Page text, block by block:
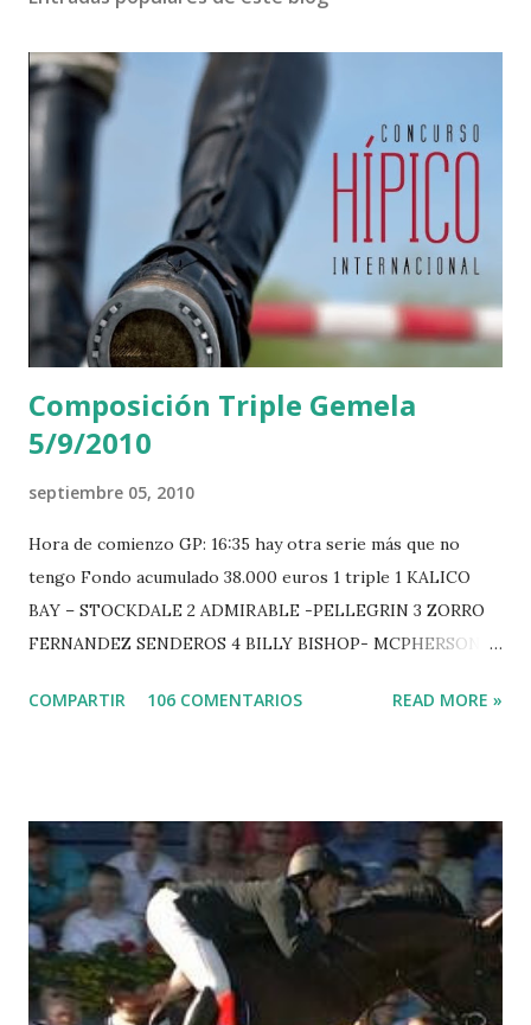
Composición Triple Gemela
5/9/2010
septiembre 05, 2010
Hora de comienzo GP: 16:35 hay otra serie más que no
tengo Fondo acumulado 38.000 euros 1 triple 1 KALICO
BAY – STOCKDALE 2 ADMIRABLE -PELLEGRIN 3 ZORRO
FERNANDEZ SENDEROS 4 BILLY BISHOP- MCPHERSON 5
-EPAILLARD 7 GIG AMAI M WHITAKER 8 SILVANA DU
POWER - MILLAR 5 ARMANIE -VOORN 6 QUERLYBET
HERO -LEJAUNE 7 MO CHROI - O’BRIEN 8 CARMENA Z -
BREEN 9 JALLA DE GAVIERE -RAMZY AL DUHAMI 10
NOVEL -PHILIPPAERTS 3 triple 1 LATE NIGHT -LEVY 2 K
CLUB LADY -O’CONNOR 3 QUICK STUDY - HOUGH 4
LORENZO -AHLMANN 5 L’ESPOIR -GULLIKSEN 6
COMPARTIR 106 COMENTARIOS READ MORE »